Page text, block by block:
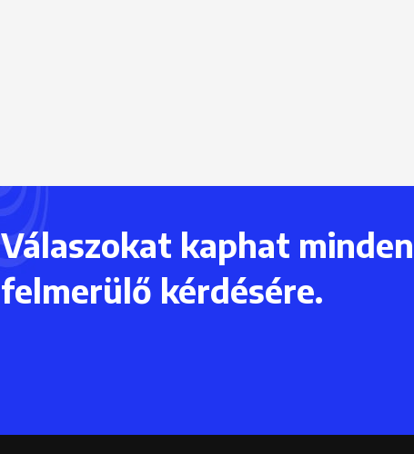
Válaszokat kaphat minden
felmerülő kérdésére.